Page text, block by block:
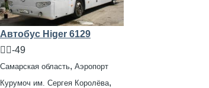
Автобус Higer 6129
🧍‍♂️-49
Самарская область, Аэропорт
Курумоч им. Сергея Королёва,